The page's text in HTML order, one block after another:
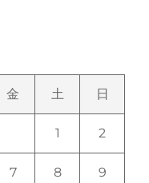
金 土 日
1 2
7 8 9